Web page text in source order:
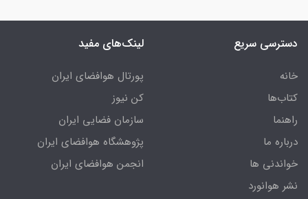
دسترسی سریع
خانه
کتاب‌ها
راهنما
درباره ما
خواندنی ها
نشر هوانورد
لینک‌های مفید
پورتال هوافضای ایران
کن نیوز
سازمان فضایی ایران
پژوهشگاه هوافضای ایران
انجمن هوافضای ایران